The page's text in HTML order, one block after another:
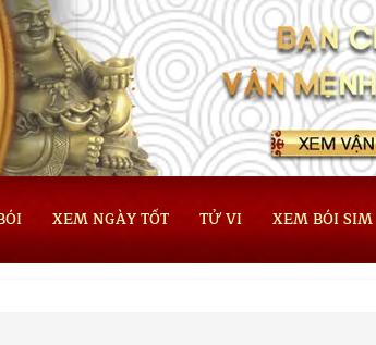
XEM NGÀY TỐT TỬ VI XEM BÓI SIM